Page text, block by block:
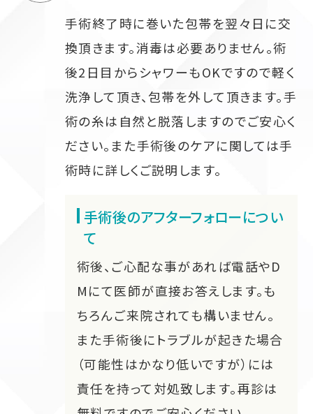
手術終了時に巻いた包帯を翌々日に交
換頂きます。消毒は必要ありません。術
後2日目からシャワーもOKですので軽く
洗浄して頂き、包帯を外して頂きます。手
術の糸は自然と脱落しますのでご安心く
ださい。また手術後のケアに関しては手
術時に詳しくご説明します。
手術後のアフターフォローについ
て
術後、ご心配な事があれば電話やD
Mにて医師が直接お答えします。も
ちろんご来院されても構いません。
また手術後にトラブルが起きた場合
（可能性はかなり低いですが）には
責任を持って対処致します。再診は